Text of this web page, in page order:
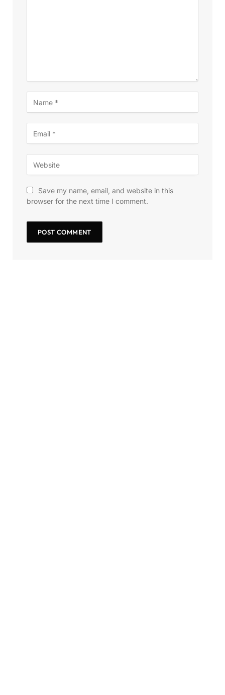
Save my name, email, and website in this
browser for the next time I comment.